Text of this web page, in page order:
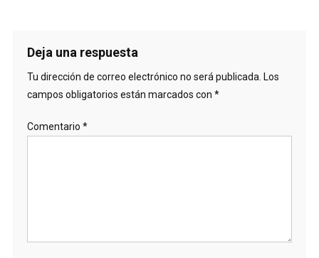
Deja una respuesta
Tu dirección de correo electrónico no será publicada. Los
campos obligatorios están marcados con *
Comentario *